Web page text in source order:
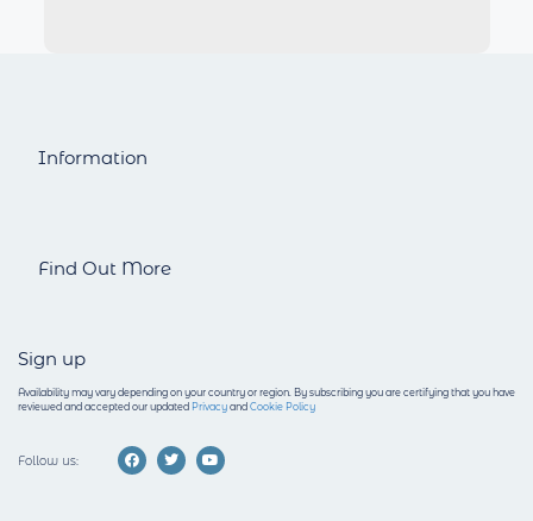
Information
Find Out More
Sign up
Availability may vary depending on your country or region. By subscribing you are certifying that you have
reviewed and accepted our updated Privacy and Cookie Policy
Follow us: